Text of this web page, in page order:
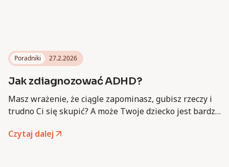
Poradniki 27.2.2026
Jak zdiagnozować ADHD?
Masz wrażenie, że ciągle zapominasz, gubisz rzeczy i
trudno Ci się skupić? A może Twoje dziecko jest bardzo
miejscu? Zastanawiasz się, czy to może być ADHD
Czytaj dalej